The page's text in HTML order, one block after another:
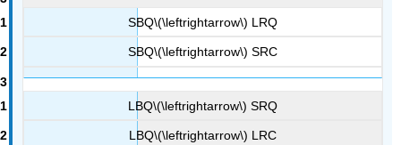
SBQ\(\leftrightarrow\) LRQ
SBQ\(\leftrightarrow\) SRC
LBQ\(\leftrightarrow\) SRQ
LBQ\(\leftrightarrow\) LRC